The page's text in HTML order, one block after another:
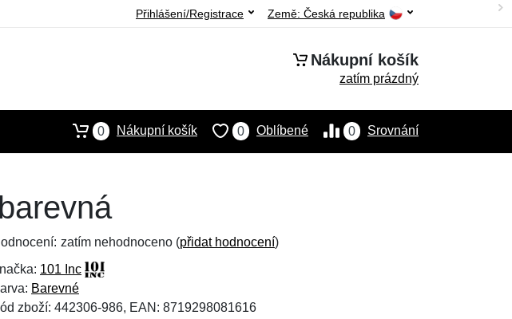
Země: Česká republika
Přihlášení/Registrace
Nákupní košík
zatím prázdný
0 Srovnání
0 Oblíbené
0 Nákupní košík
zatím nehodnoceno (přidat hodnocení)
101 Inc
Barevné
zboží: 442306-986, EAN: 8719298081616